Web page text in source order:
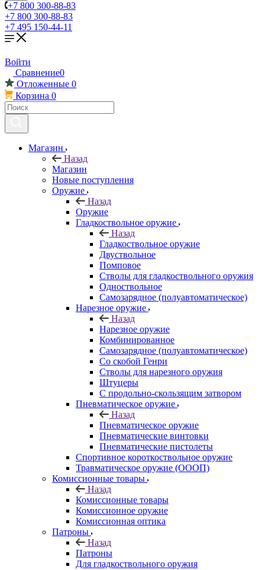
+7 800 300-88-83
+7 800 300-88-83
+7 495 150-44-11
Войти
Сравнение0
Отложенные 0
Корзина 0
Магазин
Назад
Магазин
Новые поступления
Оружие
Назад
Оружие
Гладкоствольное оружие
Назад
Гладкоствольное оружие
Двуствольное
Помповое
Стволы для гладкоствольного оружия
Одноствольное
Самозарядное (полуавтоматическое)
Нарезное оружие
Назад
Нарезное оружие
Комбинированное
Самозарядное (полуавтоматическое)
Со скобой Генри
Стволы для нарезного оружия
Штуцеры
С продольно-скользящим затвором
Пневматическое оружие
Назад
Пневматическое оружие
Пневматические винтовки
Пневматические пистолеты
Спортивное короткоствольное оружие
Травматическое оружие (ОООП)
Комиссионные товары
Назад
Комиссионные товары
Комиссионное оружие
Комиссионная оптика
Патроны
Назад
Патроны
Для гладкоствольного оружия